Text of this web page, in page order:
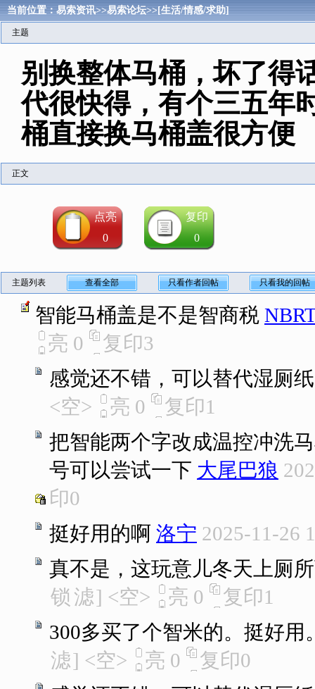
当前位置：易索资讯>>易索论坛>>[生活/情感/求助]
主题
别换整体马桶，坏了得
代很快得，有个三五年
桶直接换马桶盖很方便
正文
点亮
0
复印
0
主题列表 查看全部 只看作者回帖 只看我的回帖
智能马桶盖是不是智商税
亮 0 复印3
感觉还不错，可以替代湿厕
<空>
亮 0 复印1
把智能两个字改成温控冲洗
号可以尝试一下 大尾巴狼
印0
挺好用的啊 洛宁 2025-11-26
真不是，这玩意儿冬天上厕
锁 滤] <空> 亮 0 复印1
300多买了个智米的。挺好用
滤] <空> 亮 0 复印0